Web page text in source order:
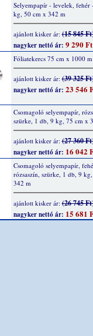
Selyempapír - levelek, fehér
kg, 50 cm x 342 m
ajánlott kisker ár:(15 845
nagyker nettó ár: 9 290 Ft
Fóliatekercs 75 cm x 1000 m
ajánlott kisker ár:(39 325
nagyker nettó ár: 23 546
Csomagoló selyempapír,
szürke, 1 db, 9 kg, 75 cm x
ajánlott kisker ár:(27 360
nagyker nettó ár: 16 042
Csomagoló selyempapír,
rózsaszín, szürke, 1 db, 9
342 m
ajánlott kisker ár:(26 745
nagyker nettó ár: 15 681